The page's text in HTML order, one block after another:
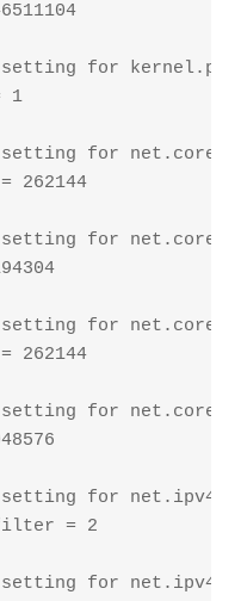
for
1
for
262144
for
for
262144
for
setting for
= 2
setting for